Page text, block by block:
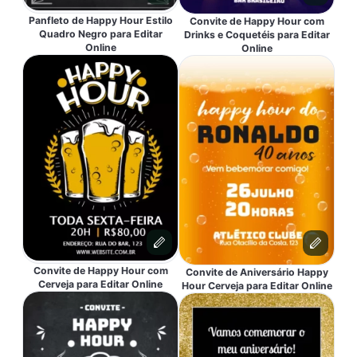
Panfleto de Happy Hour Estilo
Quadro Negro para Editar
Online
Convite de Happy Hour com
Cerveja para Editar Online
Convite de Happy Hour com
Drinks e Coquetéis para Editar
Online
Convite de Aniversário Happy
Hour Cerveja para Editar Online